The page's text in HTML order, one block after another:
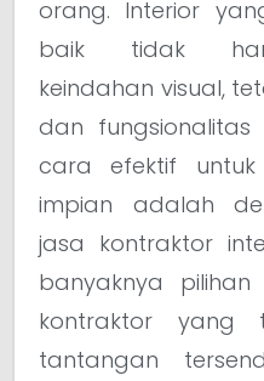
orang. Interior
baik tidak
keindahan visual,
dan
cara efektif untuk
impian adalah
jasa kontraktor
banyaknya
kontraktor yang
tantangan